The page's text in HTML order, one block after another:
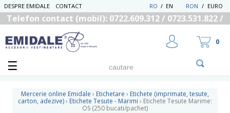
DESPRE EMIDALE CONTACT RON / EURO
EN
/
RO
Telefon contact (mobil): 0722.609.312 / 0723.531.822 /
0
Mercerie online Emidale › Etichetare › Etichete (imprimate, tesute,
carton, adezive)› Etichete Tesute - Marimi › Etichete Tesute Marime:
OS (250 bucati/pachet)